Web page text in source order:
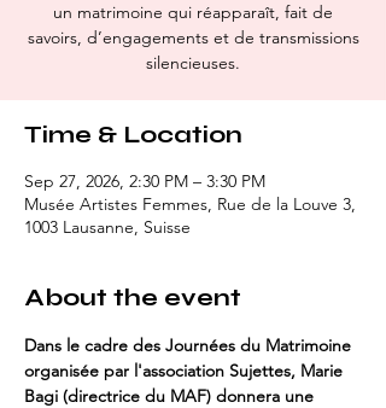
un matrimoine qui réapparaît, fait de
savoirs, d’engagements et de transmissions
silencieuses.
Time & Location
Sep 27, 2026, 2:30 PM – 3:30 PM
Musée Artistes Femmes, Rue de la Louve 3,
1003 Lausanne, Suisse
About the event
Dans le cadre des Journées du Matrimoine
organisée par l'association Sujettes, Marie
Bagi (directrice du MAF) donnera une